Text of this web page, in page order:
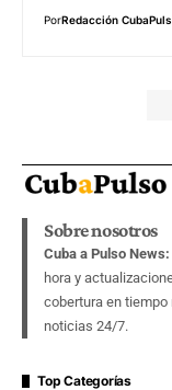
PorRedacción
Sobre nosotros
Cuba a Pulso News:
hora y
cobertura en tiempo
noticias 24/7.
Top Categorías